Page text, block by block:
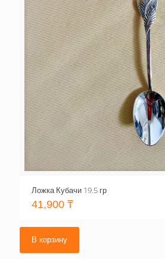
Ложка Кубачи 19.5 гр
41,900 ₸
В корзину